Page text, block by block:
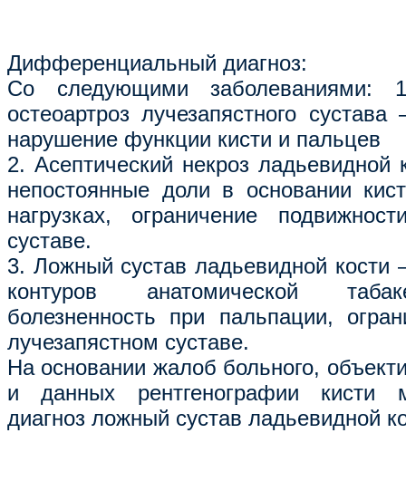
Дифференциальный диагноз:
Со следующими заболеваниями:
остеоартроз лучезапястного
нарушение функции кисти и пальцев
2. Асептический некроз ладьевидной
непостоянные доли в основании
нагрузках, ограничение
суставе.
3. Ложный сустав ладьевидной кости
контуров анатомической
болезненность при пальпации,
лучезапястном суставе.
На основании жалоб больного,
и данных рентгенографии кисти
диагноз ложный сустав ладьевидной